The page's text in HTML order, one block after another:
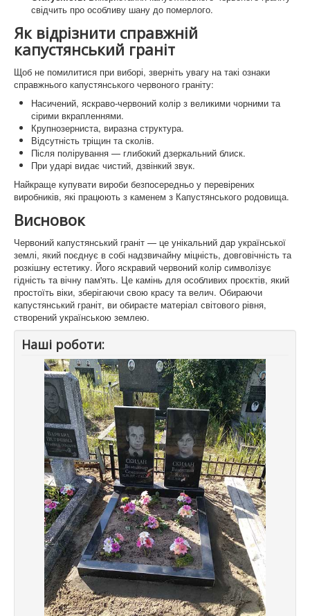
свідчить про особливу шану до померлого.
Як відрізнити справжній
капустянський граніт
Щоб не помилитися при виборі, зверніть увагу на такі ознаки
справжнього капустянського червоного граніту:
Насичений, яскраво-червоний колір з великими чорними та
сірими вкрапленнями.
Крупнозерниста, виразна структура.
Відсутність тріщин та сколів.
Після полірування — глибокий дзеркальний блиск.
При ударі видає чистий, дзвінкий звук.
Найкраще купувати вироби безпосередньо у перевірених
виробників, які працюють з каменем з Капустянського родовища.
Висновок
Червоний капустянський граніт — це унікальний дар української
землі, який поєднує в собі надзвичайну міцність, довговічність та
розкішну естетику. Його яскравий червоний колір символізує
гідність та вічну пам'ять. Це камінь для особливих проєктів, який
простоїть віки, зберігаючи свою красу та велич. Обираючи
капустянський граніт, ви обираєте матеріал світового рівня,
створений українською землею.
Наші роботи: